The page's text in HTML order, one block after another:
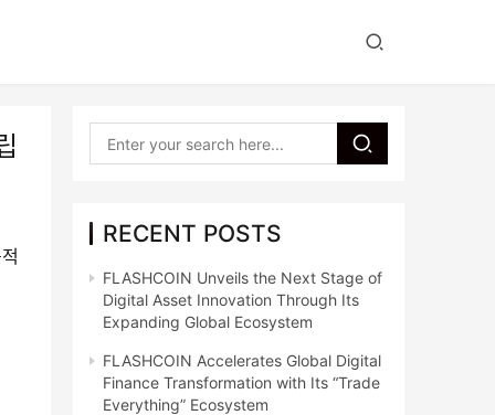
RECENT POSTS
FLASHCOIN Unveils the Next Stage of
Digital Asset Innovation Through Its
Expanding Global Ecosystem
FLASHCOIN Accelerates Global Digital
Finance Transformation with Its “Trade
Everything” Ecosystem